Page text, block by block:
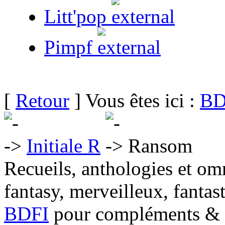
Litt'pop
Pimpf
[ Retour ] Vous êtes ici :
Initiale R
Ransom
Recueils, anthologies et
fantasy, merveilleux,
BDFI pour compléments